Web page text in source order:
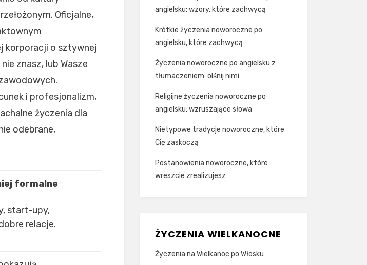
Oficjalne,
korporacji o sztywnej
znasz, lub Wasze
i profesjonalizm,
życzenia dla
odebrane,
formalne
start-upy,
relacje.
angielsku: wzory, które zachwycą
Krótkie życzenia noworoczne po
angielsku, które zachwycą
Życzenia noworoczne po angielsku z
tłumaczeniem: olśnij nimi
Religijne życzenia noworoczne po
angielsku: wzruszające słowa
Nietypowe tradycje noworoczne, które
Cię zaskoczą
Postanowienia noworoczne, które
wreszcie zrealizujesz
ŻYCZENIA WIELKANOCNE
Życzenia na Wielkanoc po Włosku